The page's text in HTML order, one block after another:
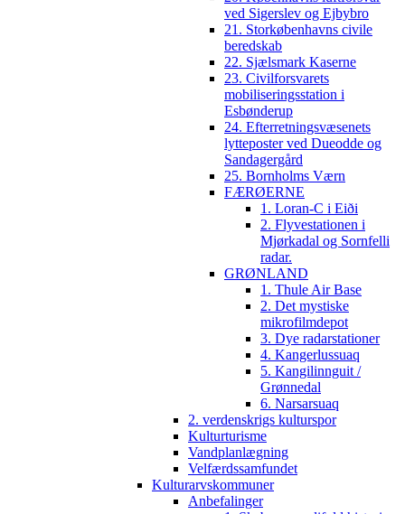
ved Sigerslev og Ejbybro
21. Storkøbenhavns civile
beredskab
22. Sjælsmark Kaserne
23. Civilforsvarets
mobiliseringsstation i
Esbønderup
24. Efterretningsvæsenets
lytteposter ved Dueodde og
Sandagergård
25. Bornholms Værn
FÆRØERNE
1. Loran-C i Eiði
2. Flyvestationen i
Mjørkadal og Sornfelli
radar.
GRØNLAND
1. Thule Air Base
2. Det mystiske
mikrofilmdepot
3. Dye radarstationer
4. Kangerlussuaq
5. Kangilinnguit /
Grønnedal
6. Narsarsuaq
2. verdenskrigs kulturspor
Kulturturisme
Vandplanlægning
Velfærdssamfundet
Kulturarvskommuner
Anbefalinger